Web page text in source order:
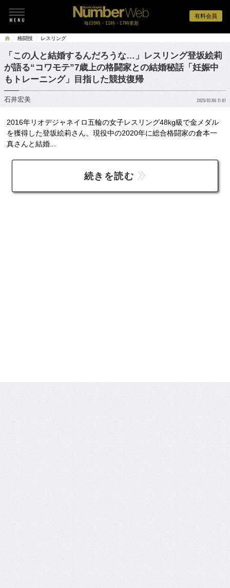
有料会員
毎日6時・11時・17時更新
格闘技 レスリング
「この人と結婚するんだろうな…」レスリング登坂絵莉
が語る“コワモテ”7歳上の格闘家との結婚秘話「妊娠中
もトレーニング」目指した競技復帰
石井宏美 2025/03/06 11:01
2016年リオデジャネイロ五輪の女子レスリング48kg級で金メダル
を獲得した登坂絵莉さん。現役中の2020年に総合格闘家の倉本一
真さんと結婚...
続きを読む